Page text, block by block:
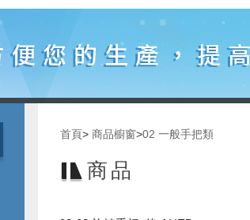
首頁> 商品櫥窗>02 一般手把類
商品